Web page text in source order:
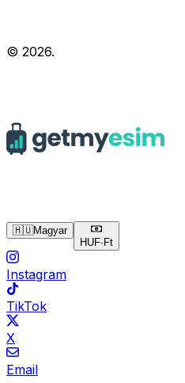
© 2026.
🇭🇺Magyar
HUF· Ft
Instagram
TikTok
X
Email